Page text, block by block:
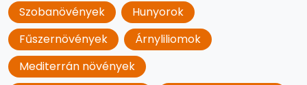
Szobanövények
Hunyorok
Fűszernövények
Árnyliliomok
Mediterrán növények